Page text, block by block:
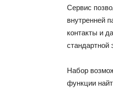
Сервис
внутренней
контакты и
стандартной
Набор
функции